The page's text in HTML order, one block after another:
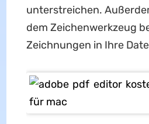
unterstreichen.
dem Zeichenwerkzeug
Zeichnungen in Ihre